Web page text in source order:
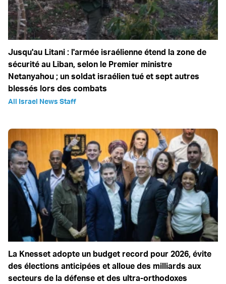
Jusqu'au Litani : l'armée israélienne étend la zone de
sécurité au Liban, selon le Premier ministre
Netanyahou ; un soldat israélien tué et sept autres
blessés lors des combats
All Israel News Staff
La Knesset adopte un budget record pour 2026, évite
des élections anticipées et alloue des milliards aux
secteurs de la défense et des ultra-orthodoxes